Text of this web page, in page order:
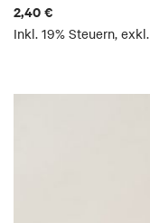
2,40 €
Inkl. 19% Steuern, exkl.